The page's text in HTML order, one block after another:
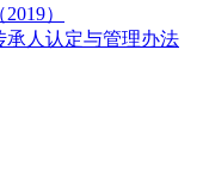
）
承人认定与管理办法